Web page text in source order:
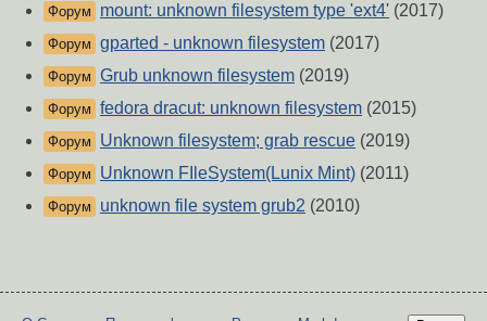
Форум mount: unknown filesystem type 'ext4' (2017)
Форум gparted - unknown filesystem (2017)
Форум Grub unknown filesystem (2019)
Форум fedora dracut: unknown filesystem (2015)
Форум Unknown filesystem; grab rescue (2019)
Форум Unknown FIleSystem(Lunix Mint) (2011)
Форум unknown file system grub2 (2010)